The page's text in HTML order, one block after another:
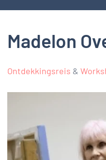
Madelon
Ontdekkingsreis &